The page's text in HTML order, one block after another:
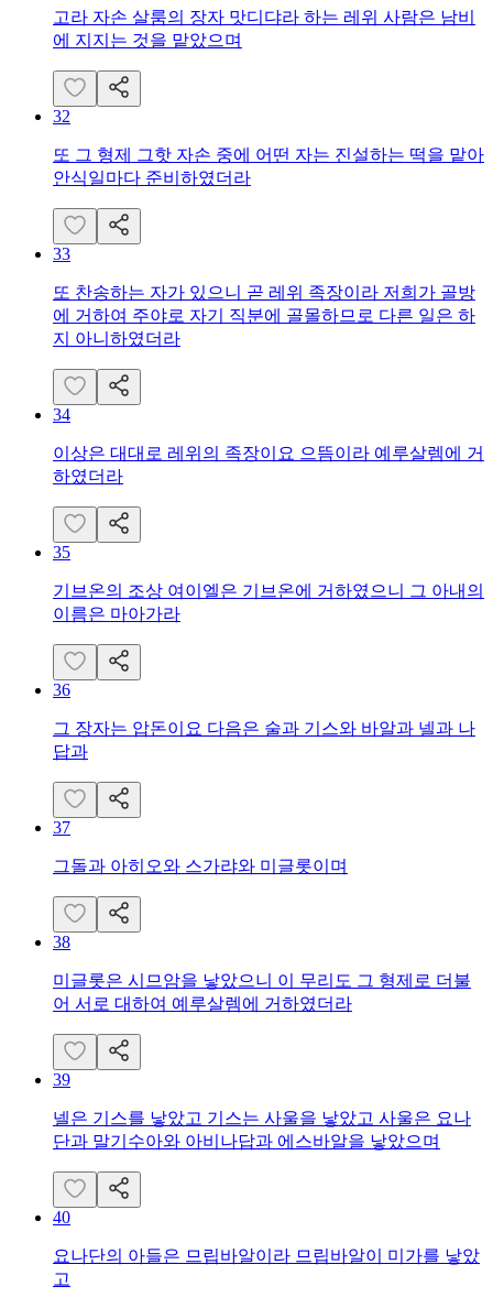
고라 자손 살룸의 장자 맛디댜라 하는 레위 사람은 남비
에 지지는 것을 맡았으며
32
또 그 형제 그핫 자손 중에 어떤 자는 진설하는 떡을 맡아
안식일마다 준비하였더라
33
또 찬송하는 자가 있으니 곧 레위 족장이라 저희가 골방
에 거하여 주야로 자기 직분에 골몰하므로 다른 일은 하
지 아니하였더라
34
이상은 대대로 레위의 족장이요 으뜸이라 예루살렘에 거
하였더라
35
기브온의 조상 여이엘은 기브온에 거하였으니 그 아내의
이름은 마아가라
36
그 장자는 압돈이요 다음은 술과 기스와 바알과 넬과 나
답과
37
그돌과 아히오와 스가랴와 미글롯이며
38
미글롯은 시므암을 낳았으니 이 무리도 그 형제로 더불
어 서로 대하여 예루살렘에 거하였더라
39
넬은 기스를 낳았고 기스는 사울을 낳았고 사울은 요나
단과 말기수아와 아비나답과 에스바알을 낳았으며
40
요나단의 아들은 므립바알이라 므립바알이 미가를 낳았
고